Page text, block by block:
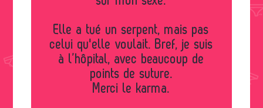
Elle a tué un serpent, mais pas
celui qu'elle voulait. Bref, je suis
à l’hôpital, avec beaucoup de
points de suture.
Merci le karma.